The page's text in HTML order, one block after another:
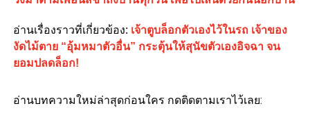
อ่านเรื่องราวที่เกี่ยวข้อง: เจ้าตูบล็อกตัวเองไว้ในรถ เจ้าของ
งัดไม้ตาย “อุ้มหมาตัวอื่น” กระตุ้นให้สุนัขตัวเองอิจฉา จน
ยอมปลดล็อก!
อ่านบทความใหม่ล่าสุดก่อนใคร กดติดตามเราไว้เลย: